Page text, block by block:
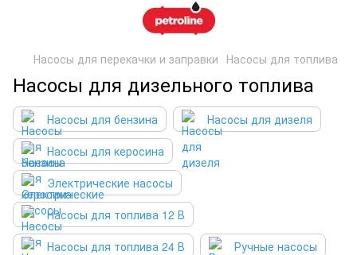
Насосы для перекачки и заправки Насосы для топлива
Насосы для дизельного топлива
Насосы для бензина
Насосы для дизеля
Насосы для керосина
Электрические насосы
Насосы для топлива 12 В
Насосы для топлива 24 В
Ручные насосы